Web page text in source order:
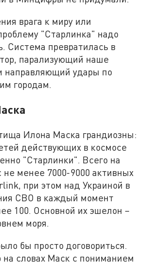
врага к миру или
"Старлинка" надо
Система превратилась в
парализующий наше
направляющий удары по
городам.
Илона Маска грандиозны:
действующих в космосе
"Старлинки". Всего на
не менее 7000-9000 активных
при этом над Украиной в
СВО в каждый момент
100. Основной их эшелон –
моря.
бы просто договориться.
на словах Маск с пониманием